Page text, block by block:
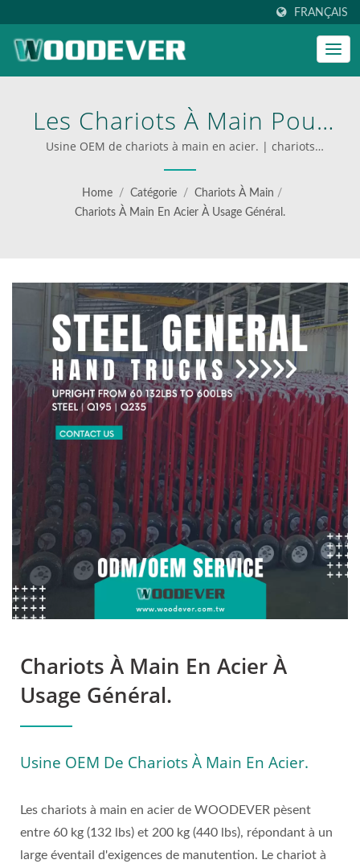
FRANÇAIS
Les Chariots À Main Pour
Usage Général Sont Des
Chariots En Acier Verticaux
Qui Sont Normalement
Entrepôts, Les Usines De
Fabrication Et Les Services
De Livraison. | Découvrez
L'équipement De
Manutention Durable Et
Polyvalent De WOODEVER
Usine OEM de chariots à main en acier. | chariots
multifonctions pour une logistique efficace
Home / Catégorie / Chariots À Main /
Chariots À Main En Acier À Usage Général.
Chariots À Main En Acier À
Usage Général.
Usine OEM De Chariots À Main En Acier.
Les chariots à main en acier de WOODEVER pèsent
entre 60 kg (132 lbs) et 200 kg (440 lbs), répondant à un
large éventail d'exigences de manutention. Le chariot à